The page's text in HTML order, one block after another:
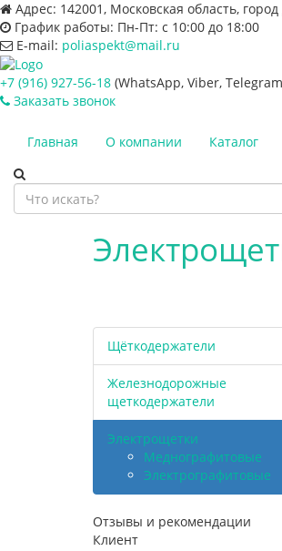
Адрес: 142001, Московская область,
График работы: Пн-Пт: с 10:00 до 18:00
E-mail: poliaspekt@mail.ru
+7 (916) 927-56-18 (WhatsApp, Viber,
Заказать звонок
Главная О компании Каталог
Щёткодержатели
Железнодорожные
щеткодержатели
Электрощетки
Меднографитовые
Электрографитовые
Отзывы и рекомендации
Клиент